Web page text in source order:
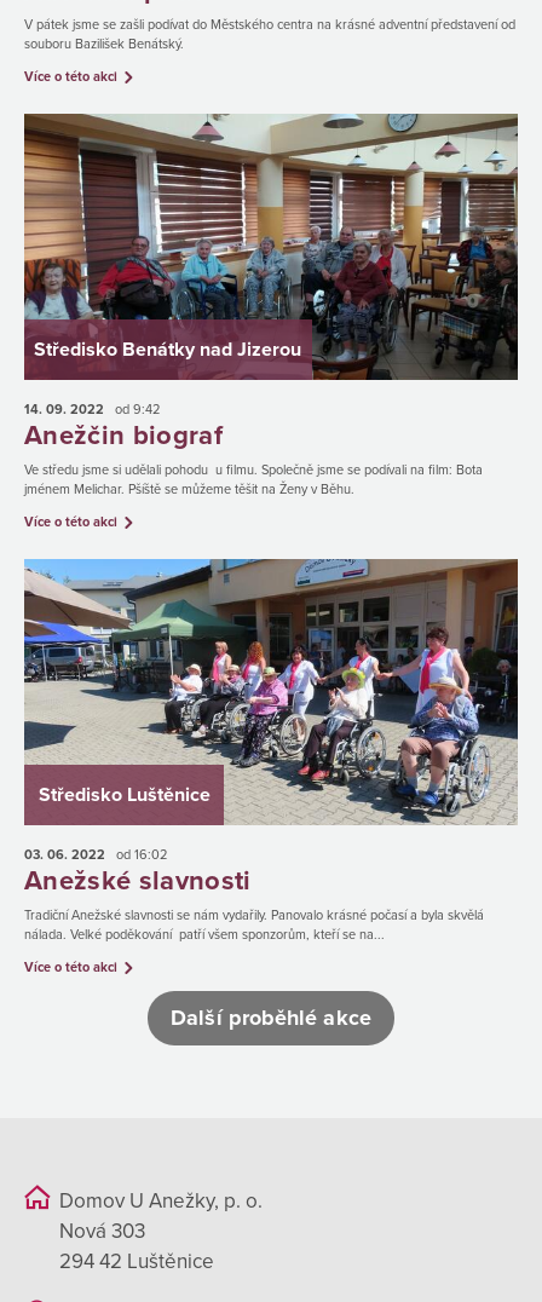
V pátek jsme se zašli podívat do Městského centra na krásné adventní představení od
souboru Bazilišek Benátský.
Více o této akci
Středisko Benátky nad Jizerou
14. 09. 2022 od 9:42
Anežčin biograf
Ve středu jsme si udělali pohodu u filmu. Společně jsme se podívali na film: Bota
jménem Melichar. Pšíště se můžeme těšit na Ženy v Běhu.
Více o této akci
Středisko Luštěnice
03. 06. 2022 od 16:02
Anežské slavnosti
Tradiční Anežské slavnosti se nám vydařily. Panovalo krásné počasí a byla skvělá
nálada. Velké poděkování patří všem sponzorům, kteří se na...
Více o této akci
Další proběhlé akce
Domov U Anežky, p. o.
Nová 303
294 42 Luštěnice